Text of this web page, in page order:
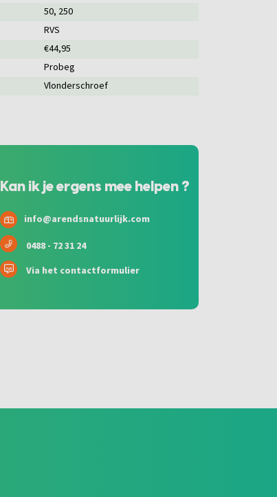
50, 250
RVS
€44,95
Probeg
Vlonderschroef
Kan ik je ergens mee helpen ?
info@arendsnatuurlijk.com
0488 - 72 31 24
Via het contactformulier